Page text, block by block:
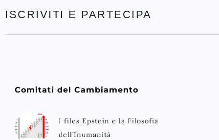
ISCRIVITI E PARTECIPA
Comitati del Cambiamento
I files Epstein e la Filosofia
dell’Inumanità